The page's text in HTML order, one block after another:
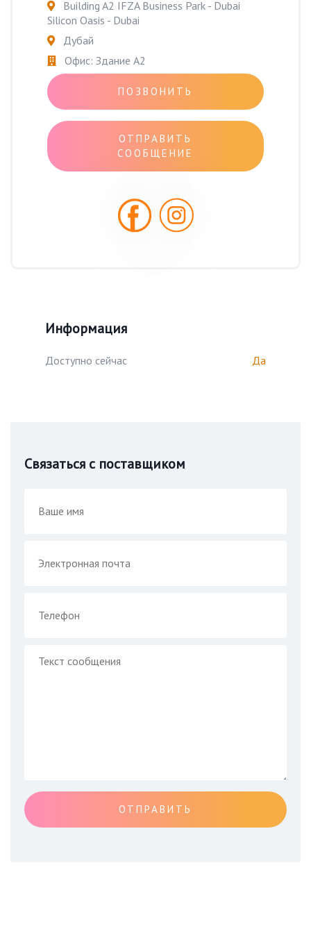
Building A2 IFZA Business Park - Dubai
Silicon Oasis - Dubai
Дубай
Офис: Здание A2
ПОЗВОНИТЬ
ОТПРАВИТЬ
СООБЩЕНИЕ
Информация
Доступно сейчас Да
Связаться с поставщиком
ОТПРАВИТЬ